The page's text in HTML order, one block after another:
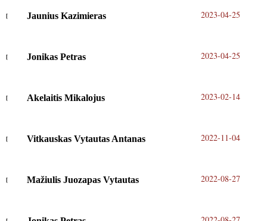
Jaunius Kazimieras 2023-04-25
Jonikas Petras 2023-04-25
Akelaitis Mikalojus 2023-02-14
Vitkauskas Vytautas Antanas 2022-11-04
Mažiulis Juozapas Vytautas 2022-08-27